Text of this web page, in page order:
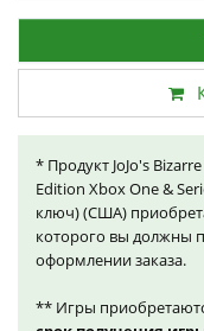
* Продукт JoJo's
Edition Xbox One &
ключ) (США)
которого вы должны
оформлении заказа.
** Игры